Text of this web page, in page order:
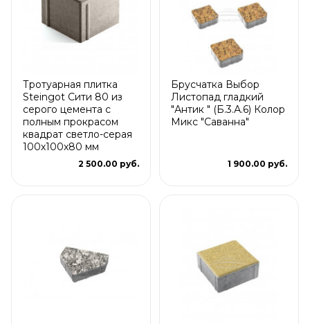
Тротуарная плитка
Steingot Сити 80 из
серого цемента с
полным прокрасом
квадрат светло-серая
100х100х80 мм
2 500.00 руб.
Брусчатка Выбор
Листопад гладкий
"Антик " (Б.3.А.6) Колор
Микс "Саванна"
1 900.00 руб.